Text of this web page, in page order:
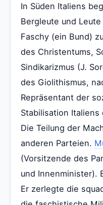
In Süden Italiens
Bergleute und
Faschy (ein Bund)
des Christentums,
Sindikarizmus (J.
des Giolithismus,
Repräsentant der
Stabilisation Italiens
Die Teilung der
anderen Parteien.
(Vorsitzende des
und Innenminister).
Er zerlegte die